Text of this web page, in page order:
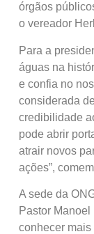
órgãos
o vereador
Para a
águas na
e confia no
considerada
credibilidade
pode abrir
atrair novos
ações”,
A sede da
Pastor
conhecer mais